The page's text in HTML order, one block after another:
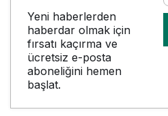
Yeni haberlerden
haberdar olmak için
fırsatı kaçırma ve
ücretsiz e-posta
aboneliğini hemen
başlat.